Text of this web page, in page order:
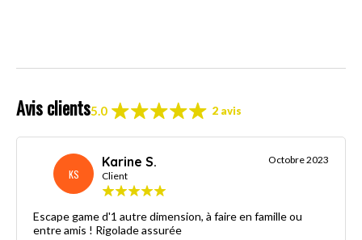
Avis clients5.0 2 avis
KS
Karine S.
Client
Octobre 2023
Escape game d'1 autre dimension, à faire en famille ou
entre amis ! Rigolade assurée